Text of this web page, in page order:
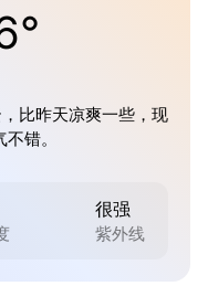
比昨天凉爽一些，现
错。
很强
紫外线